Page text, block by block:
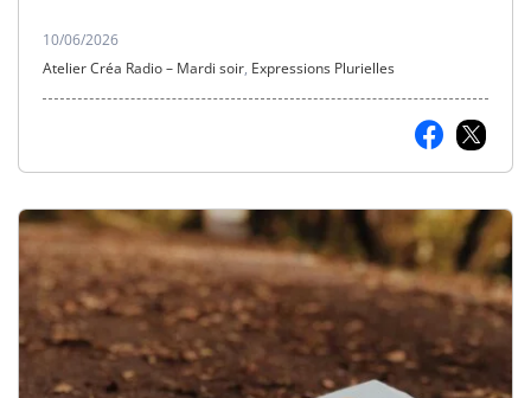
Radio Info RC dans le cadre de Ambition éducative, un
programme financé par la Ville d'Aubenas. Retrouvez
10/06/2026
Atelier Créa Radio – Mardi soir, Expressions Plurielles